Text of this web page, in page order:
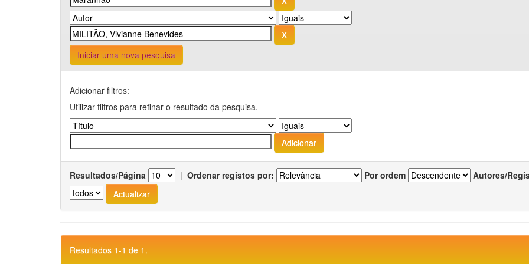
Iniciar uma nova pesquisa
Adicionar filtros:
Utilizar filtros para refinar o resultado da pesquisa.
Resultados/Página | Ordenar registos por: Por ordem Autores/
Resultados 1-1 de 1.